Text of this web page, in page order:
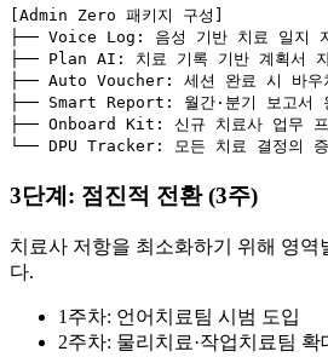
[Admin Zero 패키지 구성]
├── Voice Log: 음성 기반 치료 일지
├── Plan AI: 치료 기록 기반 계획서
├── Auto Voucher: 세션 완료 시 바우
├── Smart Report: 월간·분기 보고서
├── Onboard Kit: 신규 치료사 업무 프
3단계: 점진적 전환 (3주)
치료사 저항을 최소화하기 위해 영역
다.
1주차: 언어치료팀 시범 도입
2주차: 물리치료·작업치료팀 확